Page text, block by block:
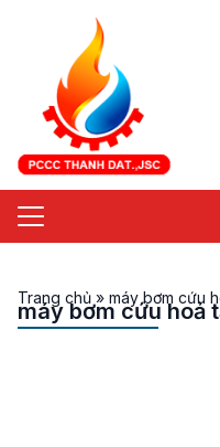
Trang chủ » máy bơm cứu
máy bơm cứu hoả